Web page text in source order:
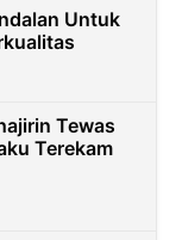
Untuk
Tewas
Terekam